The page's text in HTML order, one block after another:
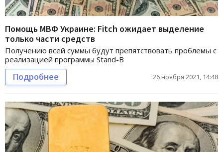
Помощь МВФ Украине: Fitch ожидает выделение
только части средств
Получению всей суммы будут препятствовать проблемы с
реализацией программы Stand-B
Подробнее 26 ноября 2021, 14:48